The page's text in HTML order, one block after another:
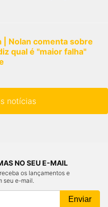
| Nolan comenta sobre
qual é "maior falha"
notícias
NO SEU E-MAIL
os lançamentos e
seu e-mail.